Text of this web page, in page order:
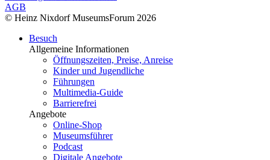
AGB
© Heinz Nixdorf MuseumsForum 2026
Besuch
Allgemeine Informationen
Öffnungszeiten, Preise, Anreise
Kinder und Jugendliche
Führungen
Multimedia-Guide
Barrierefrei
Angebote
Online-Shop
Museumsführer
Podcast
Digitale Angebote